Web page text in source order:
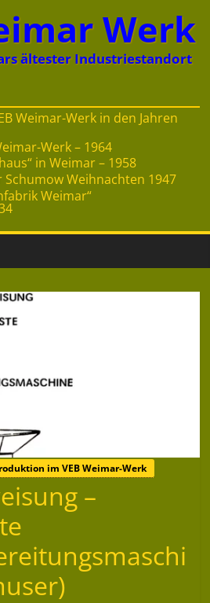
Werk
ältester Industriestandort
Weimar-Werk in den Jahren
Werk – 1964
in Weimar – 1958
Weihnachten 1947
Weimar“
im VEB Weimar-Werk
–